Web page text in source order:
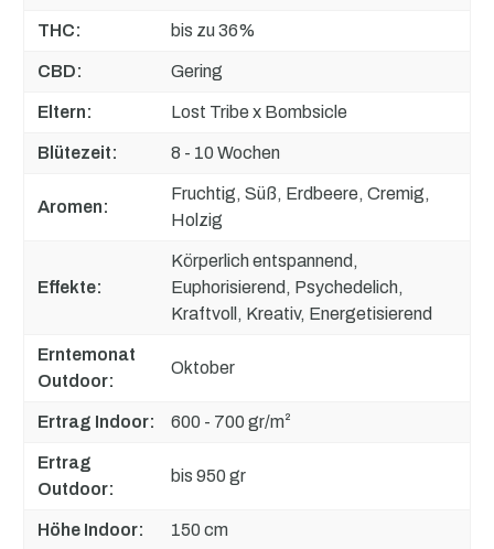
THC: bis zu 36%
CBD: Gering
Eltern: Lost Tribe x Bombsicle
Blütezeit: 8 - 10 Wochen
Aromen:
Fruchtig, Süß, Erdbeere, Cremig,
Holzig
Effekte:
Körperlich entspannend,
Euphorisierend, Psychedelich,
Kraftvoll, Kreativ, Energetisierend
Erntemonat
Outdoor:
Oktober
Ertrag Indoor: 600 - 700 gr/m²
Ertrag
Outdoor:
bis 950 gr
Höhe Indoor: 150 cm